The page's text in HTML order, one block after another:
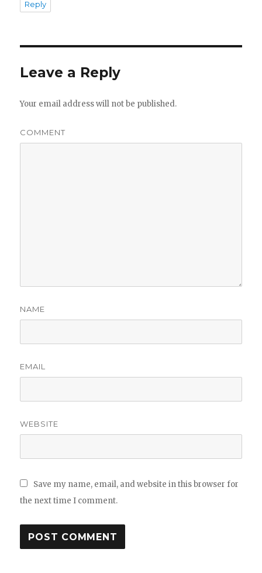
Reply
Leave a Reply
Your email address will not be published.
COMMENT
NAME
EMAIL
WEBSITE
Save my name, email, and website in this browser for
the next time I comment.